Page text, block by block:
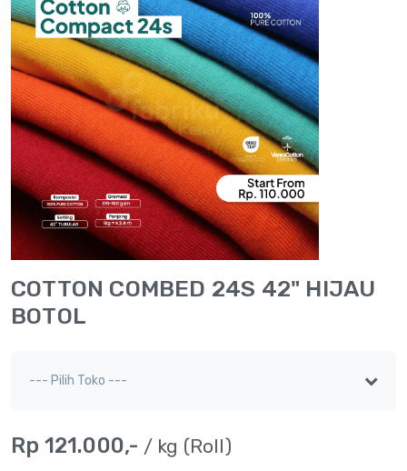
COTTON COMBED 24S 42" HIJAU
BOTOL
Rp 121.000,- / kg (Roll)